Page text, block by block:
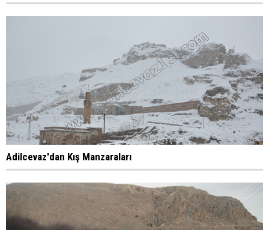
Adilcevaz'dan Kış Manzaraları